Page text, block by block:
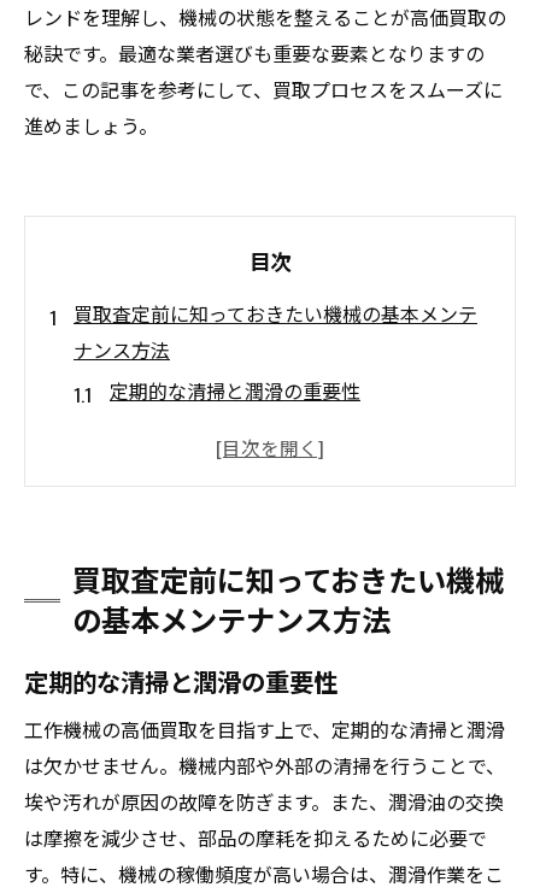
レンドを理解し、機械の状態を整えることが高価買取の
秘訣です。最適な業者選びも重要な要素となりますの
で、この記事を参考にして、買取プロセスをスムーズに
進めましょう。
目次
買取査定前に知っておきたい機械の基本メンテ
ナンス方法
定期的な清掃と潤滑の重要性
部品の交換タイミングを見極める方法
日常メンテナンスと年次検査の違いとは
市場トレンドを理解して高価買取を実現するた
めのステップ
最新の市場動向を把握する方法
需要と供給のバランスが価格に与える影響
人気機種の特徴とその理由
海外市場の動向もチェックしよう
季節による価格変動のパターン
買取査定前に知っておきたい機械
の基本メンテナンス方法
定期的な清掃と潤滑の重要性
工作機械の高価買取を目指す上で、定期的な清掃と潤滑
は欠かせません。機械内部や外部の清掃を行うことで、
埃や汚れが原因の故障を防ぎます。また、潤滑油の交換
は摩擦を減少させ、部品の摩耗を抑えるために必要で
す。特に、機械の稼働頻度が高い場合は、潤滑作業をこ